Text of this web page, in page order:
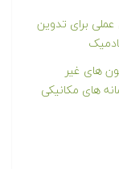
عملی برای تدوین
های غیر
های مکانیکی